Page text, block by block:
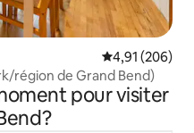
Note
4,91 (206)
région de Grand Bend)
pour visiter